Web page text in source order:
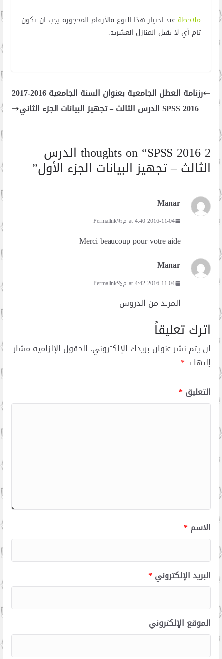
ملاحظة عند اختيار هذا النوع فالأرقام المحجوزة يجب ان تكون
تام أي لا يقبل المنازل العشرية.
رزنامة العطل الجامعية بعنوان السنة الجامعية 2016-2017
SPSS 2016 الدرس الثالث – تجهيز البيانات الجزء الثاني
2 thoughts on “ SPSS 2016 الدرس
الثالث – تجهيز البيانات الجزء الأول”
Manar
2016-11-04 at 4:40 م Permalink
Merci beaucoup pour votre aide
Manar
2016-11-04 at 4:42 م Permalink
المزيد من الدروس
اترك تعليقاً
لن يتم نشر عنوان بريدك الإلكتروني. الحقول الإلزامية مشار
إليها بـ*
التعليق*
الاسم*
البريد الإلكتروني*
الموقع الإلكتروني